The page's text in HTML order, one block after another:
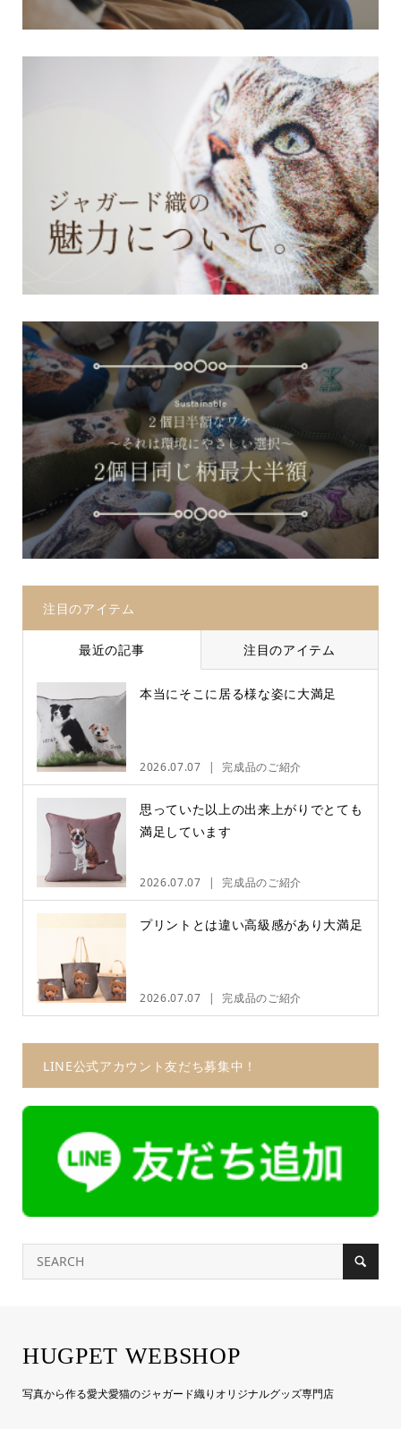
注目のアイテム
最近の記事 注目のアイテム
本当にそこに居る様な姿に大満足
2026.07.07 完成品のご紹介
思っていた以上の出来上がりでとても
満足しています
2026.07.07 完成品のご紹介
プリントとは違い高級感があり大満足
2026.07.07 完成品のご紹介
LINE公式アカウント友だち募集中！
HUGPET WEBSHOP
写真から作る愛犬愛猫のジャガード織りオリジナルグッズ専門店